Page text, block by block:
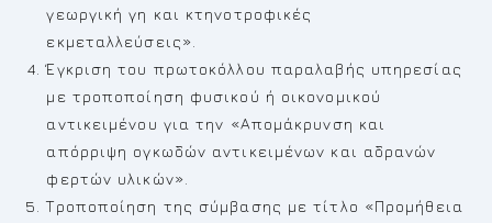
γεωργική γη και κτηνοτροφικές
εκμεταλλεύσεις».
Έγκριση του πρωτοκόλλου παραλαβής υπηρεσίας
με τροποποίηση φυσικού ή οικονομικού
αντικειμένου για την «Απομάκρυνση και
απόρριψη ογκωδών αντικειμένων και αδρανών
φερτών υλικών».
Τροποποίηση της σύμβασης με τίτλο «Προμήθεια